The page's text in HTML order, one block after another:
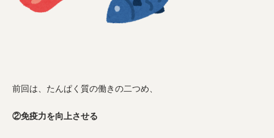
前回は、たんぱく質の働きの二つめ、
②免疫力を向上させる